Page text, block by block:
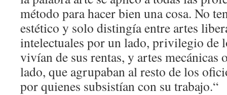
método para hacer bien una cosa. No
estético y solo distingía entre artes
intelectuales por un lado, privilegio de
vivían de sus rentas, y artes mecánicas
lado, que agrupaban al resto de los
por quienes subsistían con su trabajo.“